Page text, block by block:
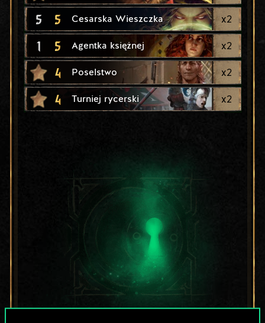
5 5 Cesarska Wieszczka x2
1 5 Agentka księżnej x2
4 Poselstwo x2
4 Turniej rycerski x2